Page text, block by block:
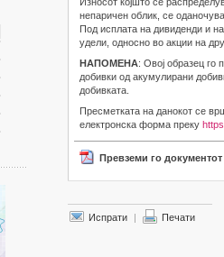
непаричен облик, се
Под исплата на дивиденди и
удели, односно во акции на
НАПОМЕНА: Овој образец го
добивки од акумулирани
добивката.
Пресметката на данокот се
електронска форма преку
Превземи го документот
Испрати | Печати